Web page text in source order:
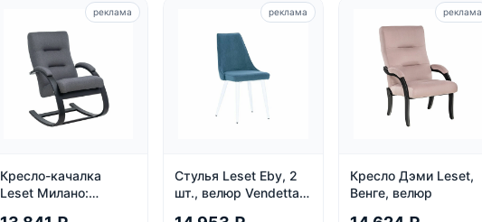
Кресло-качалка
Leset Милано:
реклама
Стулья Leset Eby, 2
шт., велюр Vendetta
реклама
Кресло Дэми Leset,
Венге, велюр
реклама